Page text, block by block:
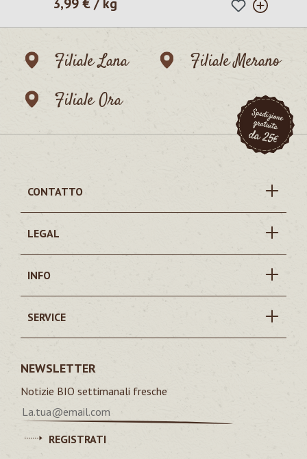
Prezzo normale:
Filiale Lana
Filiale Merano
Filiale Ora
CONTATTO
LEGAL
INFO
SERVICE
NEWSLETTER
Notizie BIO settimanali fresche
REGISTRATI